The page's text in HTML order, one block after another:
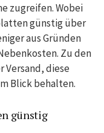
zugreifen. Wobei
günstig über
aus Gründen
Zu den
Versand, diese
Blick behalten.
günstig